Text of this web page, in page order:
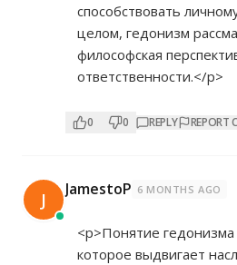
способствовать
целом, гедонизм
философская
ответственности.</p>
0 0 REPLY REPORT
J JamestoP 6 MONTHS AGO
<p>Понятие
которое выдвигает